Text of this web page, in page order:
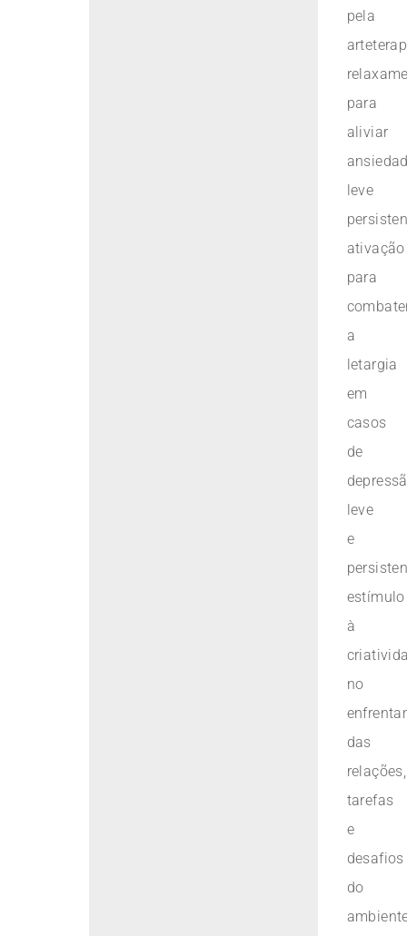
pela
para
aliviar
leve
ativação
para
a
letargia
em
casos
de
leve
e
estímulo
à
no
das
relações,
tarefas
e
desafios
do